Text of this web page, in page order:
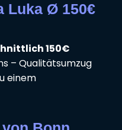
Luka Ø 150€
150€
– Qualitätsumzug
einem